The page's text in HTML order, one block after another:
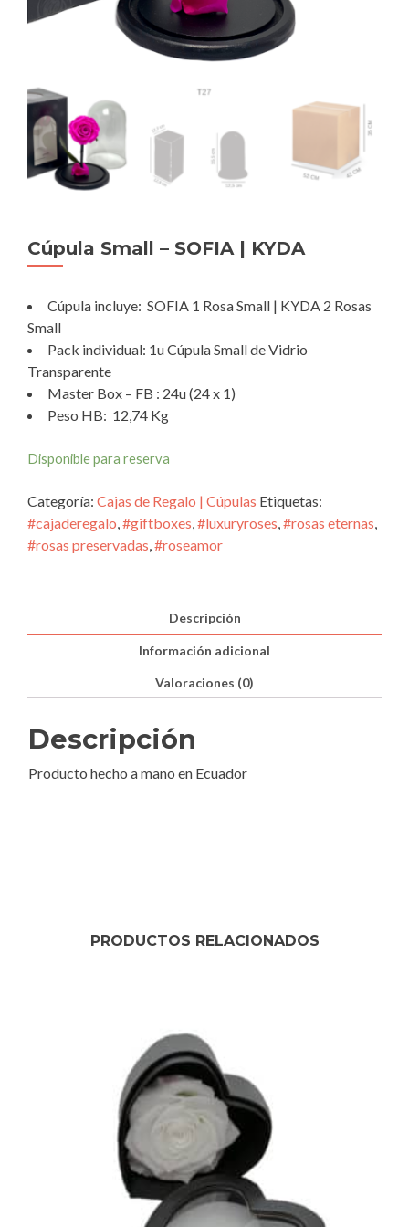
Cúpula Small – SOFIA | KYDA
Cúpula incluye: SOFIA 1 Rosa Small | KYDA 2 Rosas
Small
Pack individual: 1u Cúpula Small de Vidrio
Transparente
Master Box – FB : 24u (24 x 1)
Peso HB: 12,74 Kg
Disponible para reserva
Categoría: Cajas de Regalo | Cúpulas Etiquetas:
#cajaderegalo,#giftboxes,#luxuryroses,#rosas eternas,
#rosas preservadas,#roseamor
Descripción
Información adicional
Valoraciones (0)
Descripción
Producto hecho a mano en Ecuador
PRODUCTOS RELACIONADOS